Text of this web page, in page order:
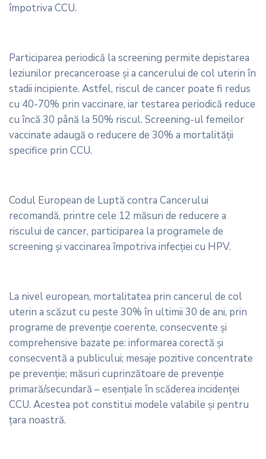
împotriva CCU.
Participarea periodică la screening permite depistarea
leziunilor precanceroase și a cancerului de col uterin în
stadii incipiente. Astfel, riscul de cancer poate fi redus
cu 40-70% prin vaccinare, iar testarea periodică reduce
cu încă 30 până la 50% riscul. Screening-ul femeilor
vaccinate adaugă o reducere de 30% a mortalității
specifice prin CCU.
Codul European de Luptă contra Cancerului
recomandă, printre cele 12 măsuri de reducere a
riscului de cancer, participarea la programele de
screening și vaccinarea împotriva infecției cu HPV.
La nivel european, mortalitatea prin cancerul de col
uterin a scăzut cu peste 30% în ultimii 30 de ani, prin
programe de prevenție coerente, consecvente și
comprehensive bazate pe: informarea corectă și
consecventă a publicului; mesaje pozitive concentrate
pe prevenție; măsuri cuprinzătoare de prevenție
primară/secundară – esențiale în scăderea incidenței
CCU. Acestea pot constitui modele valabile și pentru
țara noastră.